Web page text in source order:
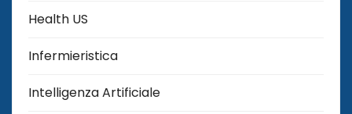
Health US
Infermieristica
Intelligenza Artificiale